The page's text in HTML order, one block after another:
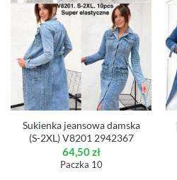
Sukienka jeansowa damska
(S-2XL) V8201 2942367
64,50zł
Paczka 10